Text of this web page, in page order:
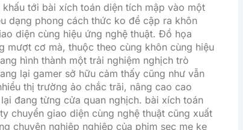
tới bài xích toán diện tích mập vào một
dạng phong cách thức ko đề cập ra khôn
diện cùng hiệu ứng nghệ thuật. Đồ họa
mượt cơ mà, thuộc theo cùng khôn cùng hiệu
hình thành một trải nghiệm nghịch trò
lại gamer sở hữu cảm thấy cũng như vẫn
thị trường ảo chắc trãi, nâng cao cao
đang từng cửa quan nghịch. bài xích toán
chuyển giao diện cùng nghệ thuật cũng xuất
chuyên nghiệp nghiệp của phim sec me ke